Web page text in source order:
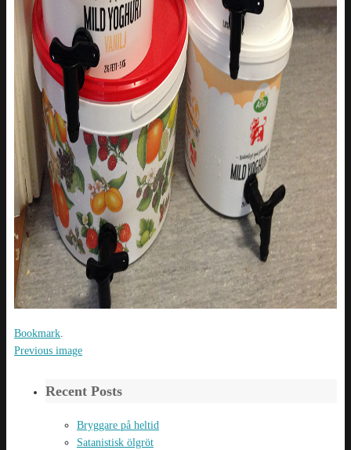
Bookmark
Previous image
Recent Posts
Bryggare på heltid
Satanistisk ölgröt